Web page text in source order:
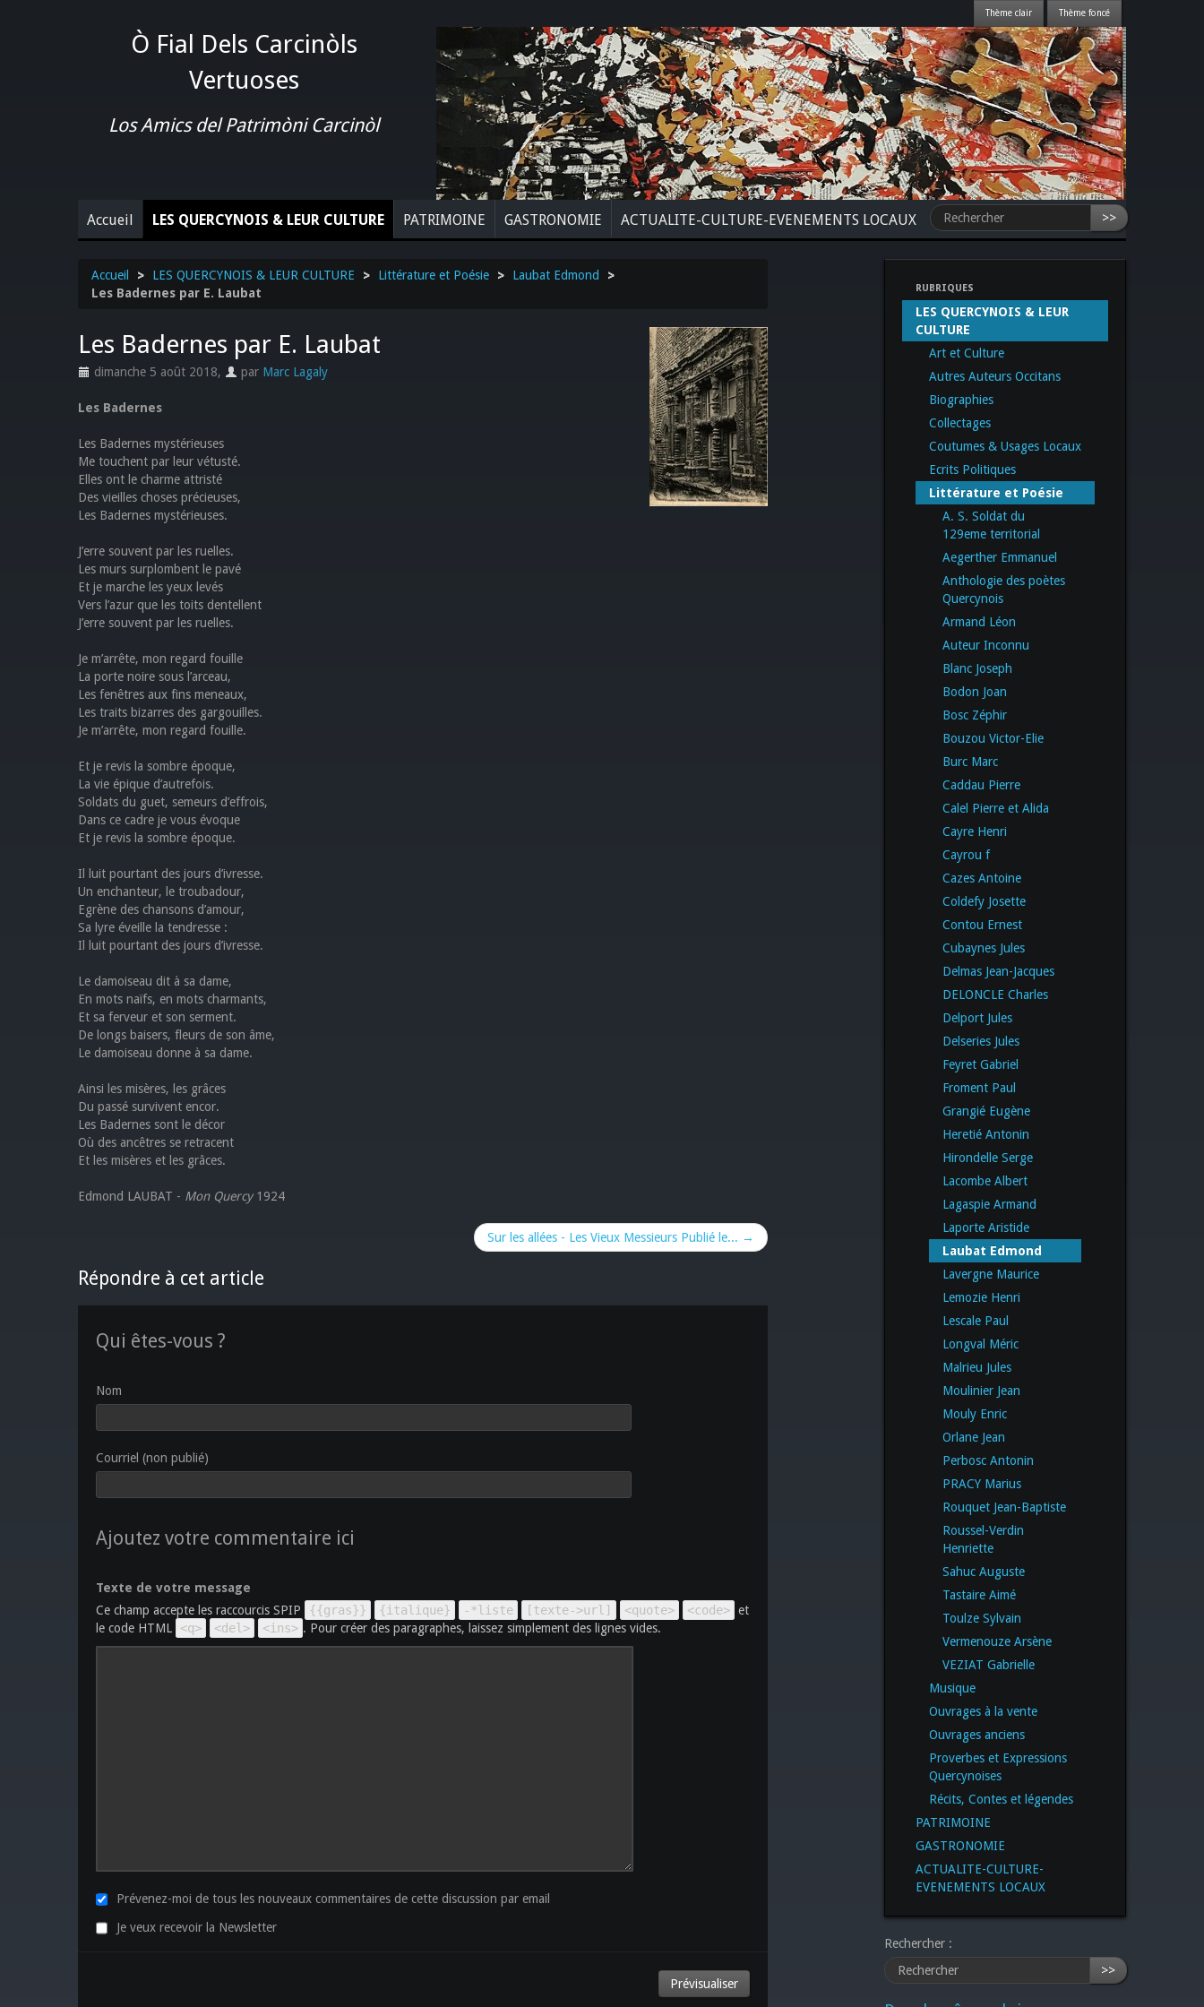
Ò Fial Dels Carcinòls
Vertuoses
Los Amics del Patrimòni Carcinòl
Accueil LES QUERCYNOIS & LEUR CULTURE PATRIMOINE GASTRONOMIE ACTUALITE-CULTURE-EVENEMENTS LOCAUX >>
Accueil > LES QUERCYNOIS & LEUR CULTURE > Littérature et Poésie > Laubat Edmond
>
Les Badernes par E. Laubat
Les Badernes par E. Laubat
dimanche 5 août 2018, par Marc Lagaly
Les Badernes
Les Badernes mystérieuses
Me touchent par leur vétusté.
Elles ont le charme attristé
Des vieilles choses précieuses,
Les Badernes mystérieuses.
J’erre souvent par les ruelles.
Les murs surplombent le pavé
Et je marche les yeux levés
Vers l’azur que les toits dentellent
J’erre souvent par les ruelles.
Je m’arrête, mon regard fouille
La porte noire sous l’arceau,
Les fenêtres aux fins meneaux,
Les traits bizarres des gargouilles.
Je m’arrête, mon regard fouille.
Et je revis la sombre époque,
La vie épique d’autrefois.
Soldats du guet, semeurs d’effrois,
Dans ce cadre je vous évoque
Et je revis la sombre époque.
Il luit pourtant des jours d’ivresse.
Un enchanteur, le troubadour,
Egrène des chansons d’amour,
Sa lyre éveille la tendresse :
Il luit pourtant des jours d’ivresse.
Le damoiseau dit à sa dame,
En mots naïfs, en mots charmants,
Et sa ferveur et son serment.
De longs baisers, fleurs de son âme,
Le damoiseau donne à sa dame.
Ainsi les misères, les grâces
Du passé survivent encor.
Les Badernes sont le décor
Où des ancêtres se retracent
Et les misères et les grâces.
Edmond LAUBAT - Mon Quercy1924
Sur les allées - Les Vieux Messieurs Publié le... →
Répondre à cet article
Qui êtes-vous ?
Nom
Courriel (non publié)
Ajoutez votre commentaire ici
Texte de votre message
Ce champ accepte les raccourcis SPIP
{{gras}} {italique} -*liste [texte->url] <quote> <code> et
le code HTML
<q> <del> <ins> . Pour créer des paragraphes, laissez simplement des lignes vides.
Prévenez-moi de tous les nouveaux commentaires de cette discussion par email
Je veux recevoir la Newsletter
RUBRIQUES
LES QUERCYNOIS & LEUR
CULTURE
Art et Culture
Autres Auteurs Occitans
Biographies
Collectages
Coutumes & Usages Locaux
Ecrits Politiques
Littérature et Poésie
A. S. Soldat du
129eme territorial
Aegerther Emmanuel
Anthologie des poètes
Quercynois
Armand Léon
Auteur Inconnu
Blanc Joseph
Bodon Joan
Bosc Zéphir
Bouzou Victor-Elie
Burc Marc
Caddau Pierre
Calel Pierre et Alida
Cayre Henri
Cayrou f
Cazes Antoine
Coldefy Josette
Contou Ernest
Cubaynes Jules
Delmas Jean-Jacques
DELONCLE Charles
Delport Jules
Delseries Jules
Feyret Gabriel
Froment Paul
Grangié Eugène
Heretié Antonin
Hirondelle Serge
Lacombe Albert
Lagaspie Armand
Laporte Aristide
Laubat Edmond
Lavergne Maurice
Lemozie Henri
Lescale Paul
Longval Méric
Malrieu Jules
Moulinier Jean
Mouly Enric
Orlane Jean
Perbosc Antonin
PRACY Marius
Rouquet Jean-Baptiste
Roussel-Verdin
Henriette
Sahuc Auguste
Tastaire Aimé
Toulze Sylvain
Vermenouze Arsène
VEZIAT Gabrielle
Musique
Ouvrages à la vente
Ouvrages anciens
Proverbes et Expressions
Quercynoises
Récits, Contes et légendes
PATRIMOINE
GASTRONOMIE
ACTUALITE-CULTURE-
EVENEMENTS LOCAUX
Rechercher :
>>